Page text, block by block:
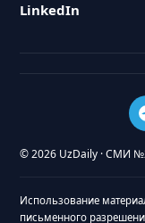
LinkedIn
© 2026 UzDaily · СМИ
Использование
письменного